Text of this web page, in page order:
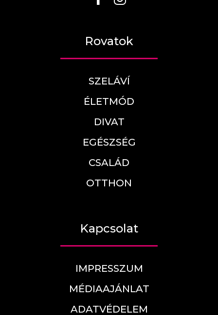
Rovatok
SZELÁVÍ
ÉLETMÓD
DIVAT
EGÉSZSÉG
CSALÁD
OTTHON
Kapcsolat
IMPRESSZUM
MÉDIAAJÁNLAT
ADATVÉDELEM